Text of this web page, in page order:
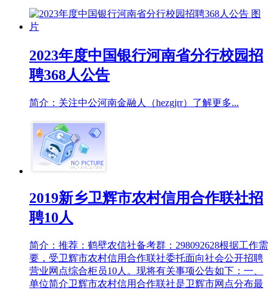
2023年度中国银行河南省分行校园招
聘368人公告
简介：关注中公河南金融人（hezgjrr）了解更多...
2019新乡卫辉市农村信用合作联社招
聘10人
简介：推荐：鹤壁农信社备考群：298092628根据工作需
要，受卫辉市农村信用合作联社委托面向社会公开招聘
营业网点综合柜员10人。现将有关事项公告如下：一、
单位简介卫辉市农村信用合作联社是卫辉市网点分布最